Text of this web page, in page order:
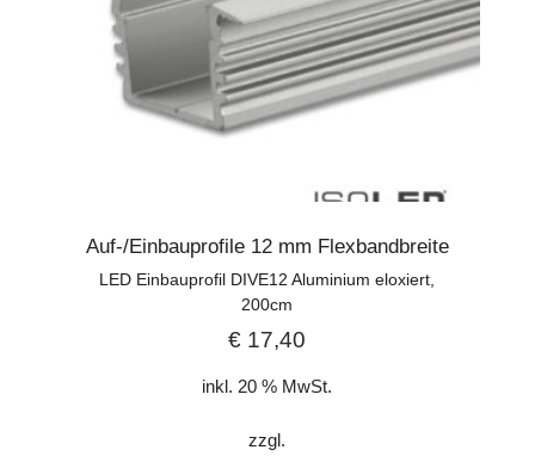
Auf-/Einbauprofile 12 mm Flexbandbreite
LED Einbauprofil DIVE12 Aluminium eloxiert,
200cm
€ 17,40
inkl. 20 % MwSt.
zzgl.